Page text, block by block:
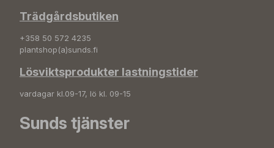
Trädgårdsbutiken
+358 50 572 4235
plantshop(a)sunds.fi
Lösviktsprodukter lastningstider
vardagar kl.09-17, lö kl. 09-15
Sunds tjänster